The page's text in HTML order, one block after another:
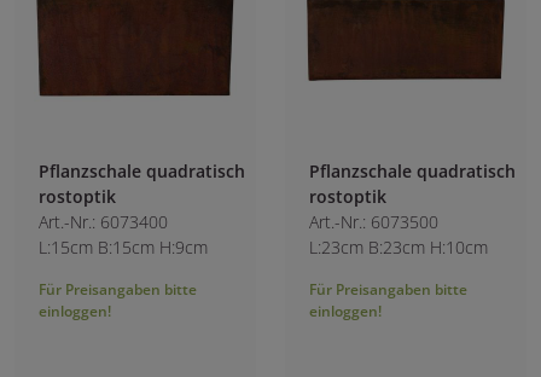
Pflanzschale quadratisch
rostoptik
Art.-Nr.: 6073400
L:15cm B:15cm H:9cm
Für Preisangaben bitte
einloggen!
Pflanzschale quadratisch
rostoptik
Art.-Nr.: 6073500
L:23cm B:23cm H:10cm
Für Preisangaben bitte
einloggen!